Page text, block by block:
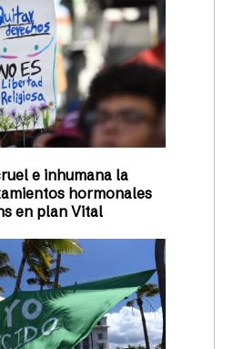
e inhumana la
hormonales
en plan Vital